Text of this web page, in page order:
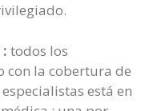
todos los
con la cobertura de
está en